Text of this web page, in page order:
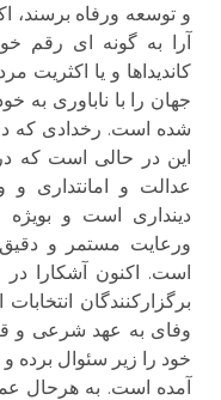
و توسعه ورفاه برسند،
آرا به گونه ای رقم
کاندیداها و یا اکثریت
جهان را با ناباوری
شده است. رخدادی که در
این در حالی است که
عدالت و امانتداری و
دینداری است و
ورعایت مستمر و
است. اکنون آشکارا
برگزارکنندگان
وفای به عهد شرعی و
خود را زیر سئوال برده
آمده است. به هرحال